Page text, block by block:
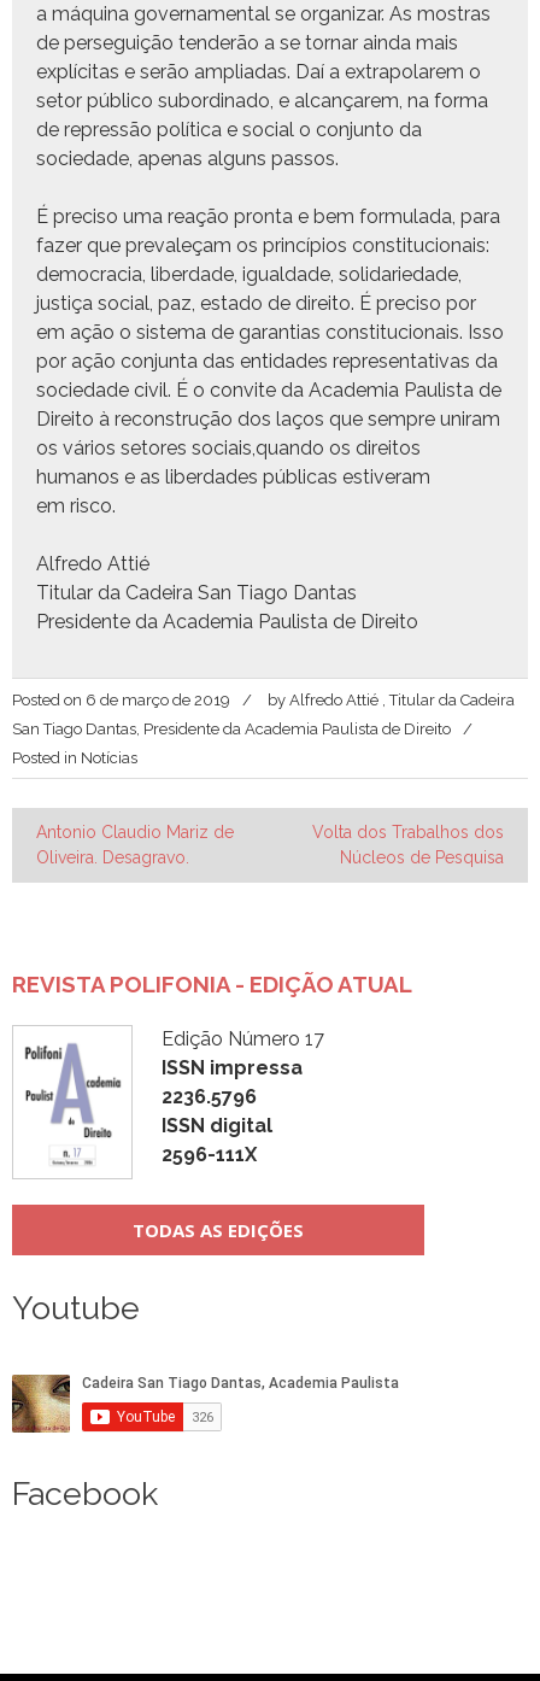
a máquina gov­er­na­men­tal se orga­ni­zar. As mostras
de perseguição ten­derão a se tornar ain­da mais
explíc­i­tas e serão ampli­adas. Daí a extrap­o­larem o
setor públi­co sub­or­di­na­do, e alcançarem, na for­ma
de repressão políti­ca e social o con­jun­to da
sociedade, ape­nas alguns passos.
É pre­ciso uma reação pronta e bem for­mu­la­da, para
faz­er que prevaleçam os princí­pios con­sti­tu­cionais:
democ­ra­cia, liber­dade, igual­dade, sol­i­dariedade,
justiça social, paz, esta­do de dire­ito. É pre­ciso por
em ação o sis­tema de garan­tias con­sti­tu­cionais. Isso
por ação con­jun­ta das enti­dades rep­re­sen­ta­ti­vas da
sociedade civ­il. É o con­vite da Acad­e­mia Paulista de
Dire­ito à recon­strução dos laços que sem­pre uni­ram
os vários setores sociais,quando os dire­itos
humanos e as liber­dades públi­cas estiver­am
em risco.
Alfre­do Attié
Tit­u­lar da Cadeira San Tia­go Dantas
Pres­i­dente da Acad­e­mia Paulista de Direito
Posted on 6 de março de 2019 by Alfredo Attié , Titular da Cadeira
San Tiago Dantas, Presidente da Academia Paulista de Direito
Posted in Notícias
Navegação
de
Antonio Claudio Mariz de
Oliveira. Desagravo.
Volta dos Trabalhos dos
Núcleos de Pesquisa
REVISTA POLIFONIA - EDIÇÃO ATUAL
Edição Número 17
ISSN impressa
2236.5796
ISSN digital
2596-111X
TODAS AS EDIÇÕES
Youtube
Facebook